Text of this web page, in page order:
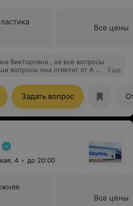
Все цены
, на все вопросы
она ответит от А до
у нее на приеме .
Еще
Задать вопрос
4 до 20:00
Все цены